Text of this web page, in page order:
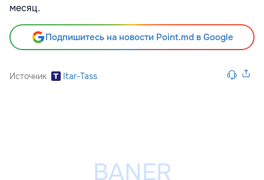
месяц.
Подпишитесь на новости Point.md в Google
Источник Itar-Tass